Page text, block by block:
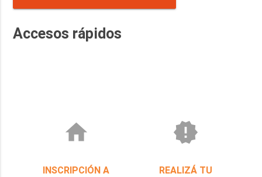
Accesos rápidos
home
INSCRIPCIÓN A
new_releases
REALIZÁ TU